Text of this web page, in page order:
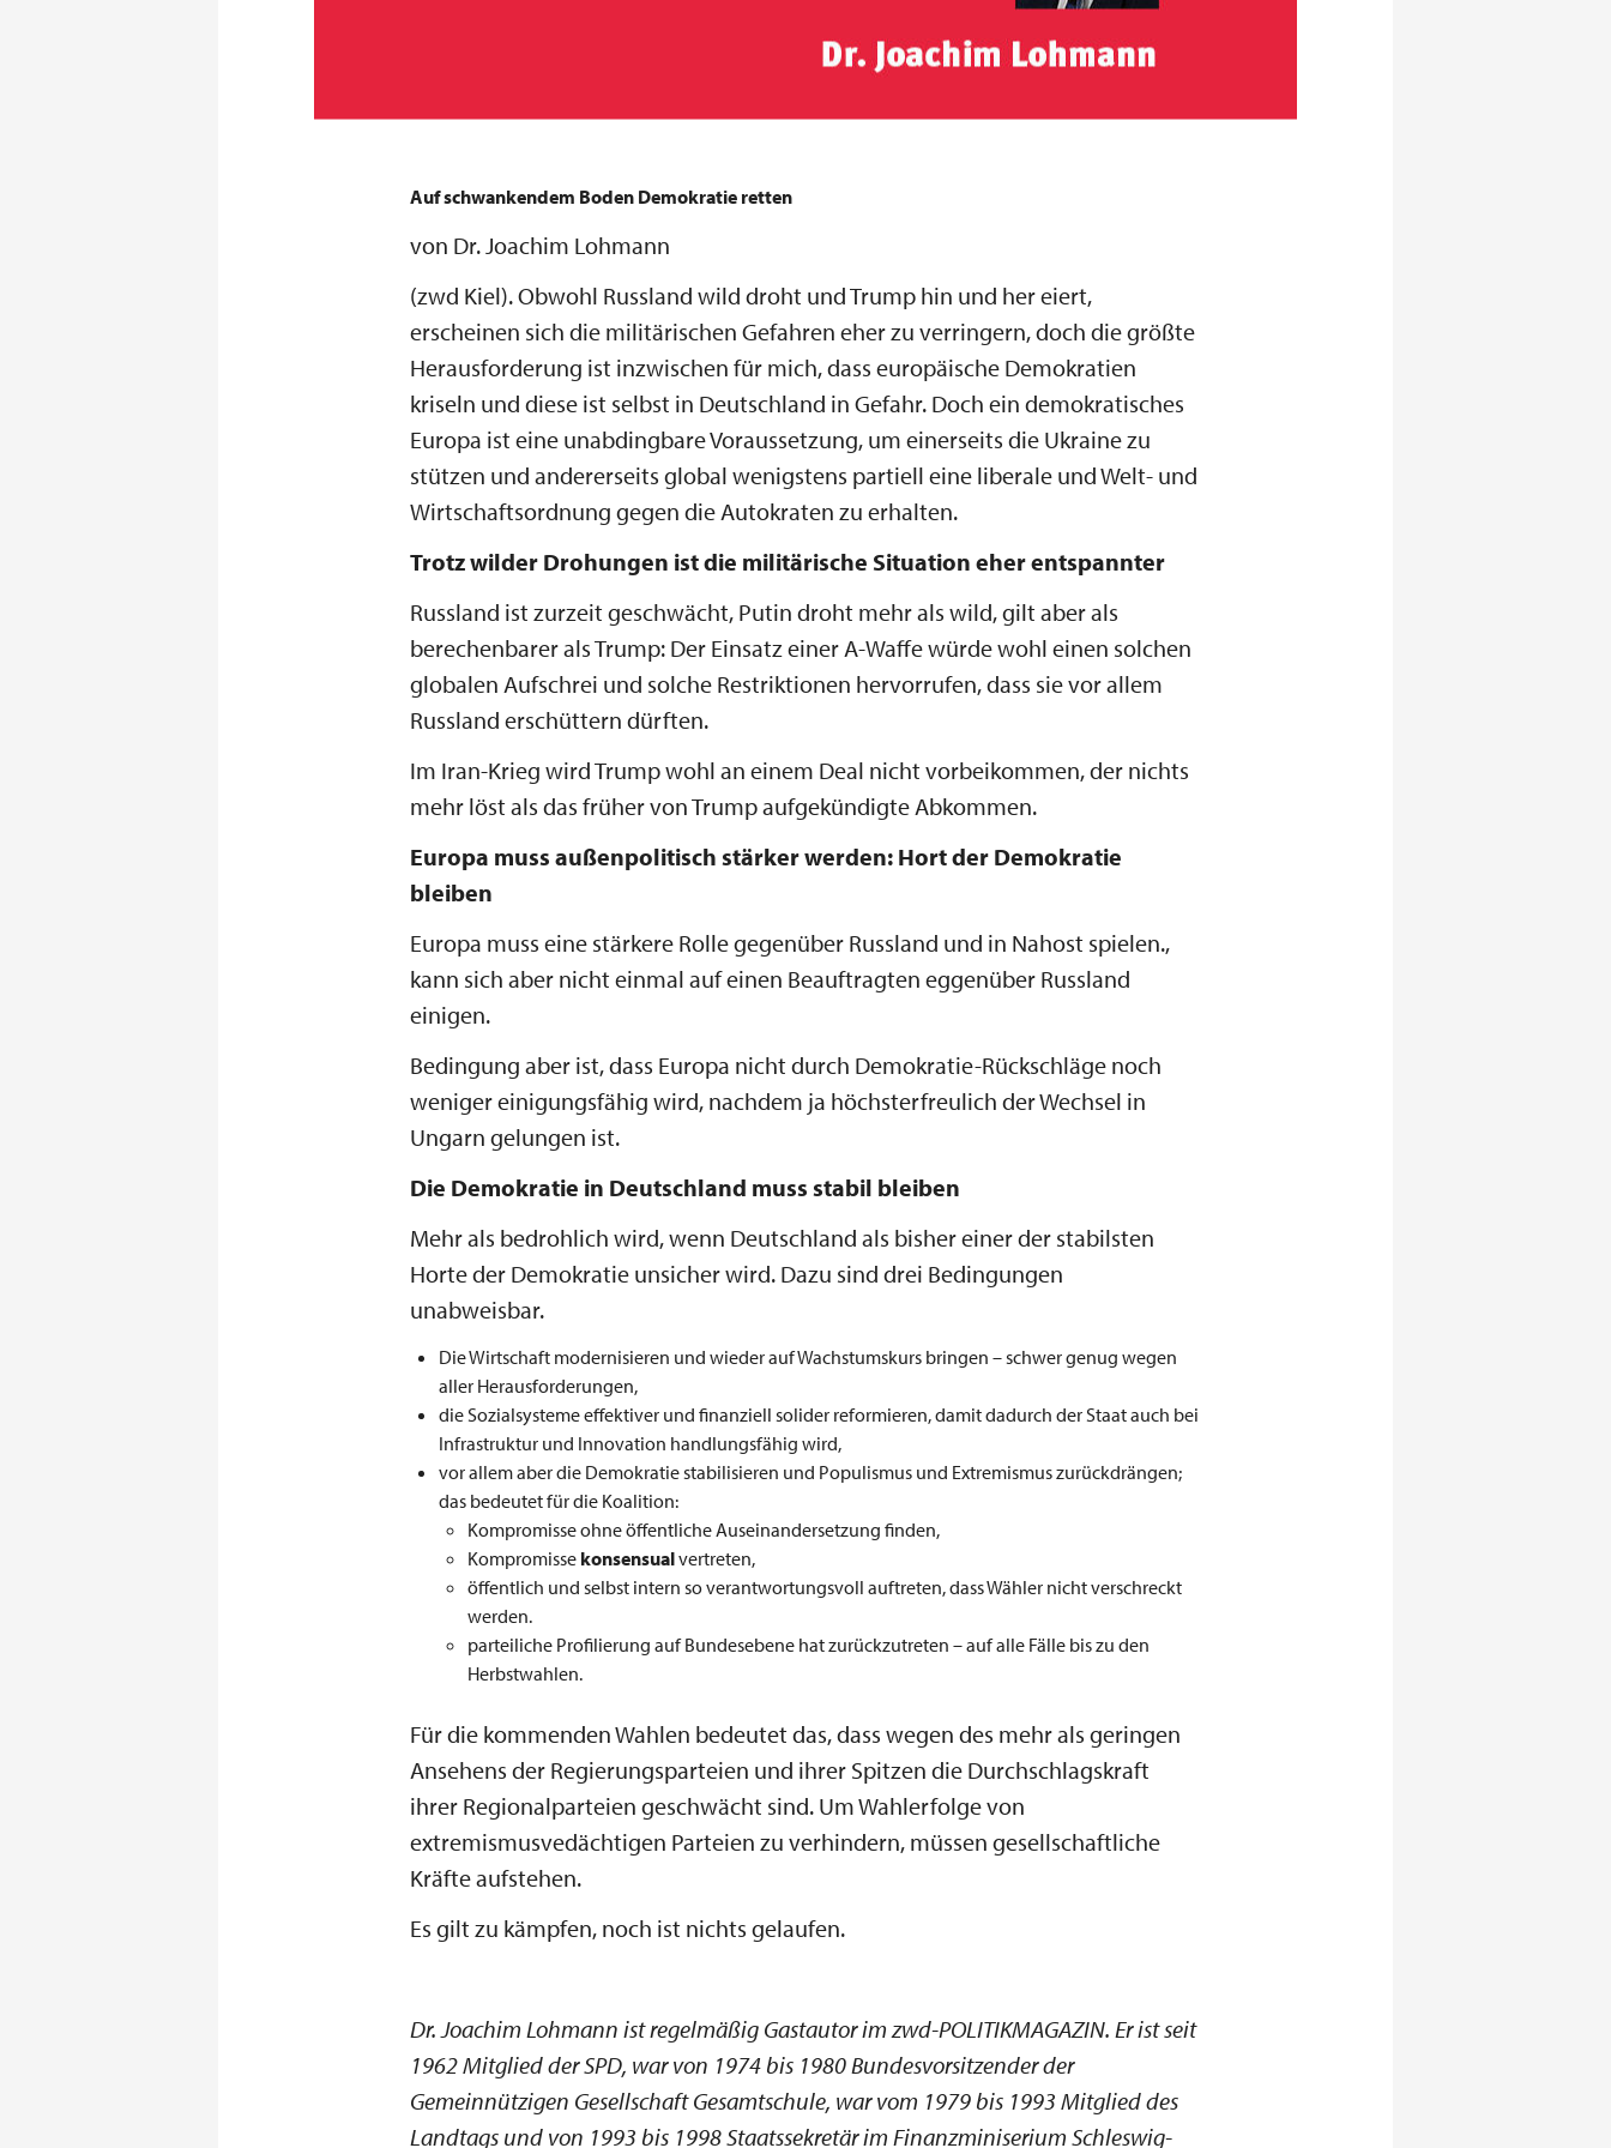
Auf schwankendem Boden Demokratie retten
von Dr. Joachim Lohmann
(zwd Kiel). Obwohl Russland wild droht und Trump hin und her eiert,
erscheinen sich die militärischen Gefahren eher zu verringern, doch die größte
Herausforderung ist inzwischen für mich, dass europäische Demokratien
kriseln und diese ist selbst in Deutschland in Gefahr. Doch ein demokratisches
Europa ist eine unabdingbare Voraussetzung, um einerseits die Ukraine zu
stützen und andererseits global wenigstens partiell eine liberale und Welt- und
Wirtschaftsordnung gegen die Autokraten zu erhalten.
Trotz wilder Drohungen ist die militärische Situation eher entspannter
Russland ist zurzeit geschwächt, Putin droht mehr als wild, gilt aber als
berechenbarer als Trump: Der Einsatz einer A-Waffe würde wohl einen solchen
globalen Aufschrei und solche Restriktionen hervorrufen, dass sie vor allem
Russland erschüttern dürften.
Im Iran-Krieg wird Trump wohl an einem Deal nicht vorbeikommen, der nichts
mehr löst als das früher von Trump aufgekündigte Abkommen.
Europa muss außenpolitisch stärker werden: Hort der Demokratie
bleiben
Europa muss eine stärkere Rolle gegenüber Russland und in Nahost spielen.,
kann sich aber nicht einmal auf einen Beauftragten eggenüber Russland
einigen.
Bedingung aber ist, dass Europa nicht durch Demokratie-Rückschläge noch
weniger einigungsfähig wird, nachdem ja höchsterfreulich der Wechsel in
Ungarn gelungen ist.
Die Demokratie in Deutschland muss stabil bleiben
Mehr als bedrohlich wird, wenn Deutschland als bisher einer der stabilsten
Horte der Demokratie unsicher wird. Dazu sind drei Bedingungen
unabweisbar.
Die Wirtschaft modernisieren und wieder auf Wachstumskurs bringen – schwer genug wegen
aller Herausforderungen,
die Sozialsysteme effektiver und finanziell solider reformieren, damit dadurch der Staat auch bei
Infrastruktur und Innovation handlungsfähig wird,
vor allem aber die Demokratie stabilisieren und Populismus und Extremismus zurückdrängen;
das bedeutet für die Koalition:
Kompromisse ohne öffentliche Auseinandersetzung finden,
Kompromisse konsensualvertreten,
öffentlich und selbst intern so verantwortungsvoll auftreten, dass Wähler nicht verschreckt
werden.
parteiliche Profilierung auf Bundesebene hat zurückzutreten – auf alle Fälle bis zu den
Herbstwahlen.
Für die kommenden Wahlen bedeutet das, dass wegen des mehr als geringen
Ansehens der Regierungsparteien und ihrer Spitzen die Durchschlagskraft
ihrer Regionalparteien geschwächt sind. Um Wahlerfolge von
extremismusvedächtigen Parteien zu verhindern, müssen gesellschaftliche
Kräfte aufstehen.
Es gilt zu kämpfen, noch ist nichts gelaufen.
Dr. Joachim Lohmann ist regelmäßig Gastautor im zwd-POLITIKMAGAZIN. Er ist seit
1962 Mitglied der SPD, war von 1974 bis 1980 Bundesvorsitzender der
Gemeinnützigen Gesellschaft Gesamtschule, war vom 1979 bis 1993 Mitglied des
Landtags und von 1993 bis 1998 Staatssekretär im Finanzminiserium Schleswig-